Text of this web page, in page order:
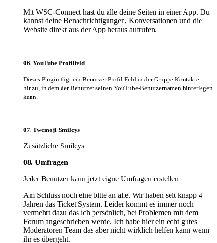
Mit WSC-Connect hast du alle deine Seiten in einer App. Du
kannst deine Benachrichtigungen, Konversationen und die
Website direkt aus der App heraus aufrufen.
06. YouTube Profilfeld
Dieses Plugin fügt ein Benutzer-Profil-Feld in der Gruppe Kontakte
hinzu, in dem der Benutzer seinen YouTube-Benutzernamen hinterlegen
kann.
07. Twemoji-Smileys
Zusätzliche Smileys
08. Umfragen
Jeder Benutzer kann jetzt eigne Umfragen erstellen
Am Schluss noch eine bitte an alle. Wir haben seit knapp 4
Jahren das Ticket System. Leider kommt es immer noch
vermehrt dazu das ich persönlich, bei Problemen mit dem
Forum angeschrieben werde. Ich habe hier ein echt gutes
Moderatoren Team das aber nicht wirklich helfen kann wenn
ihr es übergeht.